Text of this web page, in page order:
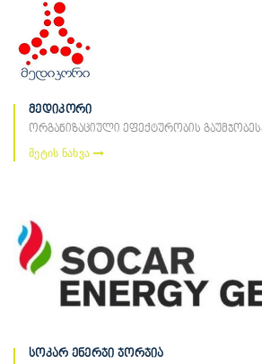
მედიკორი
ორგანიზაციული ეფექტურობის
მეტის ნახვა
სოკარ ენერჯი ჯორჯია